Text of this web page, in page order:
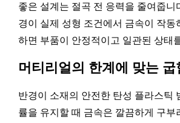
좋은 설계는 절곡 전 응력을 줄여줍니
경이 실제 성형 조건에서 금속이 작동
하면 부품이 안정적이고 일관된 상태
머티리얼의 한계에 맞는
반경이 소재의 안전한 탄성 플라스틱
률을 유지할 때 금속은 깔끔하게 구부